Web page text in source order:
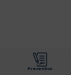
Preventivo